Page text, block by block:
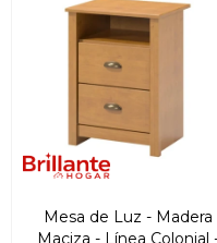
Mesa de Luz - Madera
Maciza - Línea Colonial